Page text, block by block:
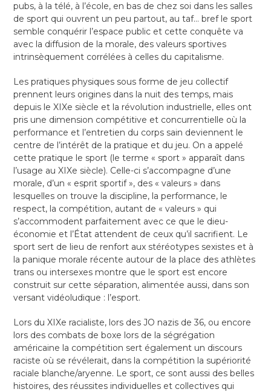
pubs, à la télé, à l’école, en bas de chez soi dans les salles
de sport qui ouvrent un peu partout, au taf… bref le sport
semble conquérir l’espace public et cette conquête va
avec la diffusion de la morale, des valeurs sportives
intrinsèquement corrélées à celles du capitalisme.
Les pratiques physiques sous forme de jeu collectif
prennent leurs origines dans la nuit des temps, mais
depuis le XIXe siècle et la révolution industrielle, elles ont
pris une dimension compétitive et concurrentielle où la
performance et l’entretien du corps sain deviennent le
centre de l’intérêt de la pratique et du jeu. On a appelé
cette pratique le sport (le terme « sport » apparaît dans
l’usage au XIXe siècle). Celle-ci s’accompagne d’une
morale, d’un « esprit sportif », des « valeurs » dans
lesquelles on trouve la discipline, la performance, le
respect, la compétition, autant de « valeurs » qui
s’accommodent parfaitement avec ce que le dieu-
économie et l’État attendent de ceux qu’il sacrifient. Le
sport sert de lieu de renfort aux stéréotypes sexistes et à
la panique morale récente autour de la place des athlètes
trans ou intersexes montre que le sport est encore
construit sur cette séparation, alimentée aussi, dans son
versant vidéoludique : l’esport.
Lors du XIXe racialiste, lors des JO nazis de 36, ou encore
lors des combats de boxe lors de la ségrégation
américaine la compétition sert également un discours
raciste où se révélerait, dans la compétition la supériorité
raciale blanche/aryenne. Le sport, ce sont aussi des belles
histoires, des réussites individuelles et collectives qui